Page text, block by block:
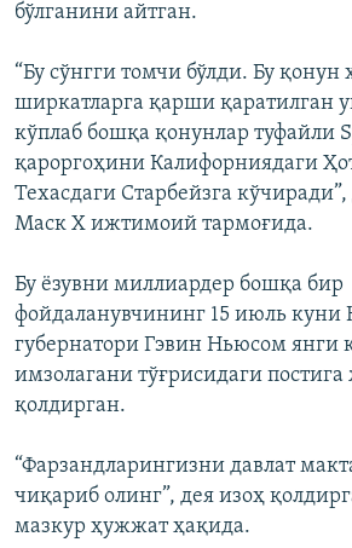
бўлганини айтган.
“Бу сўнгги томчи бўлди. Бу қонун
ширкатларга қарши қаратилган
кўплаб бошқа қонунлар туфайли
қароргоҳини Калифорниядаги
Техасдаги Старбейзга
Маск X ижтимоий тармоғида.
Бу ёзувни миллиардер бошқа бир
фойдаланувчининг 15 июль куни
губернатори Гэвин Ньюсом янги
имзолагани тўғрисидаги
қолдирган.
“Фарзандларингизни давлат
чиқариб олинг”, дея изоҳ
мазкур ҳужжат ҳақида.